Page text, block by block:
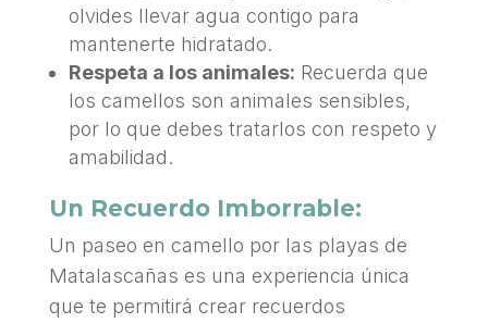
olvides llevar agua contigo para
mantenerte hidratado.
Respeta a los animales: Recuerda que
los camellos son animales sensibles,
por lo que debes tratarlos con respeto y
amabilidad.
Un Recuerdo Imborrable:
Un paseo en camello por las playas de
Matalascañas es una experiencia única
que te permitirá crear recuerdos